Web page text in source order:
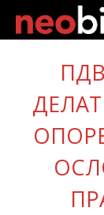
Почетна
Претрага
Актуелно
Подаци